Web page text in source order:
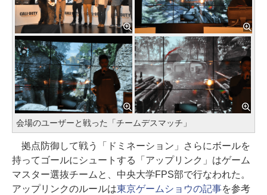
会場のユーザーと戦った「チームデスマッチ」
拠点防御して戦う「ドミネーション」さらにボールを
持ってゴールにシュートする「アップリンク」はゲーム
マスター選抜チームと、中央大学FPS部で行なわれた。
アップリンクのルールは東京ゲームショウの記事を参考